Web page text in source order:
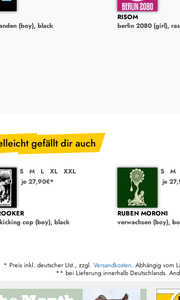
(boy), black
RISOM
berlin 2080 (girl),
gefällt dir auch
S M L XL
XXL
je 27,90€*
cop (boy), black
S M
je
RUBEN MORONI
verwachsen (boy),
* Preis inkl. deutscher Ust., zzgl. Versandkosten. Abhängig vom
** bei Lieferung innerhalb Deutschlands.